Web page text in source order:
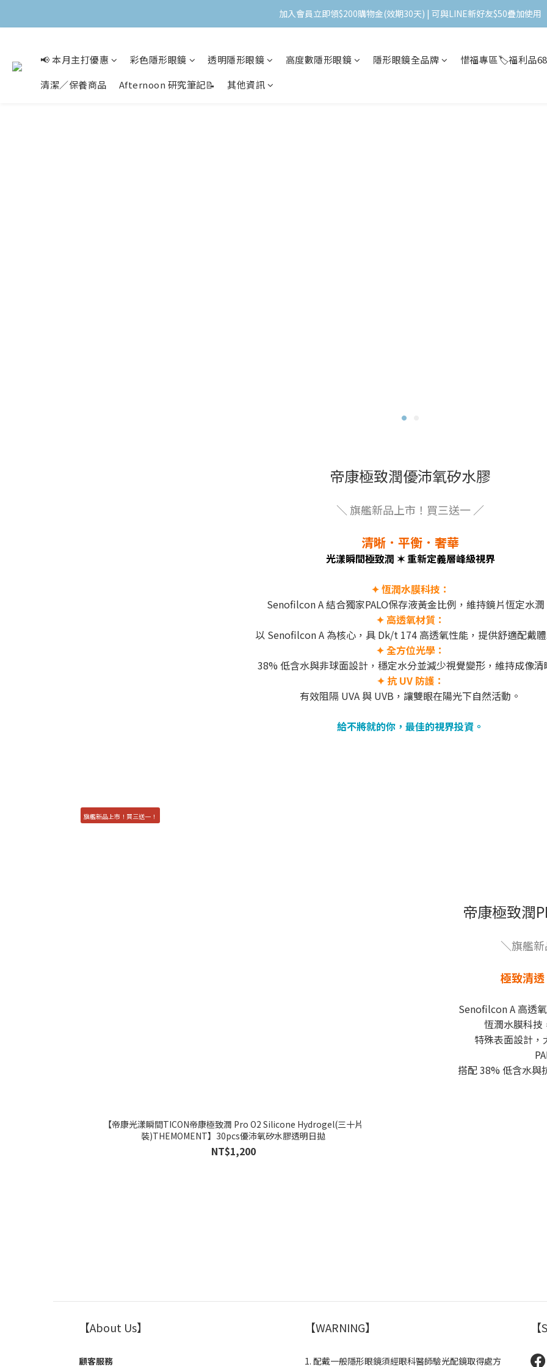
加入會員立即領$200購物金(效期30天) | 可與LINE新好友$50疊加使用
加入會員立即領$200購物金(效期30天) | 可與LINE新好友$50疊加使用
登入領取 < 本月免運券與折價券 >
📢 本月主打優惠 彩色隱形眼鏡 透明隱形眼鏡 高度數隱形眼鏡 隱形眼鏡全品牌
惜福專區🏷️福利品
清潔／保養商品
Afternoon 研究筆記📝 其他資訊
帝康極致潤優沛氧矽水膠
＼ 旗艦新品上市！買三送一 ／
清晰．平衡．奢華
光漾瞬間極致潤 ✶ 重新定義層峰級視界
✦ 恆潤水膜科技：
Senofilcon A 結合獨家PALO保存液黃金比例，維持鏡片恆定水潤
✦ 高透氧材質：
以 Senofilcon A 為核心，具 Dk/t 174 高透氧性能，提供舒適配戴體
✦ 全方位光學：
38% 低含水與非球面設計，穩定水分並減少視覺變形，維持成像清
✦ 抗 UV 防護：
有效阻隔 UVA 與 UVB，讓雙眼在陽光下自然活動。
給不將就的你，最佳的視界投資。
旗艦新品上市！買三送一！
【帝康光漾瞬間TICON帝康極致潤 Pro O2 Silicone Hydrogel(三十片
裝)THEMOMENT】30pcs優沛氧矽水膠透明日拋
NT$1,200
帝康極致潤
＼旗艦
極致清
Senofilcon A 高透
恆潤水膜科技
特殊表面設計
搭配 38% 低含水與
【About Us】
顧客服務
【WARNING】
1. 配戴一般隱形眼鏡須經眼科醫師驗光配鏡取得處方